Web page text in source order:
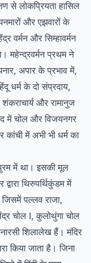
से लोकप्रियता हासिल
और एझवारों के
वर्मन और सिम्हावर्मन
महेन्द्रवर्मन प्रथम ने
अपार के प्रभाव में,
धर्म के दो संप्रदाय,
और रामानुज
में चोल और विजयनगर
में अभी भी धर्म का
में था। इसकी मूल
थिरुपर्थिकुंडम में
पल्लव राजा,
चोल I, कुलोथुंगा चोल
शिलालेख हैं। मंदिर
किया जाता है। जिना